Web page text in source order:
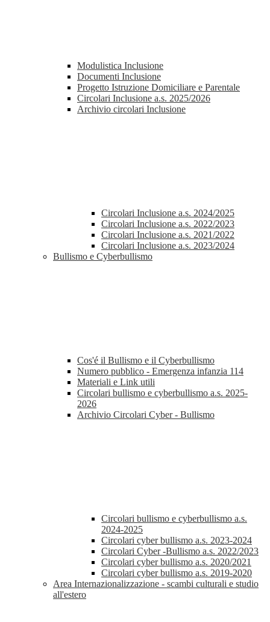
Modulistica Inclusione
Documenti Inclusione
Progetto Istruzione Domiciliare e Parentale
Circolari Inclusione a.s. 2025/2026
Archivio circolari Inclusione
Circolari Inclusione a.s. 2024/2025
Circolari Inclusione a.s. 2022/2023
Circolari Inclusione a.s. 2021/2022
Circolari Inclusione a.s. 2023/2024
Bullismo e Cyberbullismo
Cos'é il Bullismo e il Cyberbullismo
Numero pubblico - Emergenza infanzia 114
Materiali e Link utili
Circolari bullismo e cyberbullismo a.s. 2025-
2026
Archivio Circolari Cyber - Bullismo
Circolari bullismo e cyberbullismo a.s.
2024-2025
Circolari cyber bullismo a.s. 2023-2024
Circolari Cyber -Bullismo a.s. 2022/2023
Circolari cyber bullismo a.s. 2020/2021
Circolari cyber bullismo a.s. 2019-2020
Area Internazionalizzazione - scambi culturali e studio
all'estero